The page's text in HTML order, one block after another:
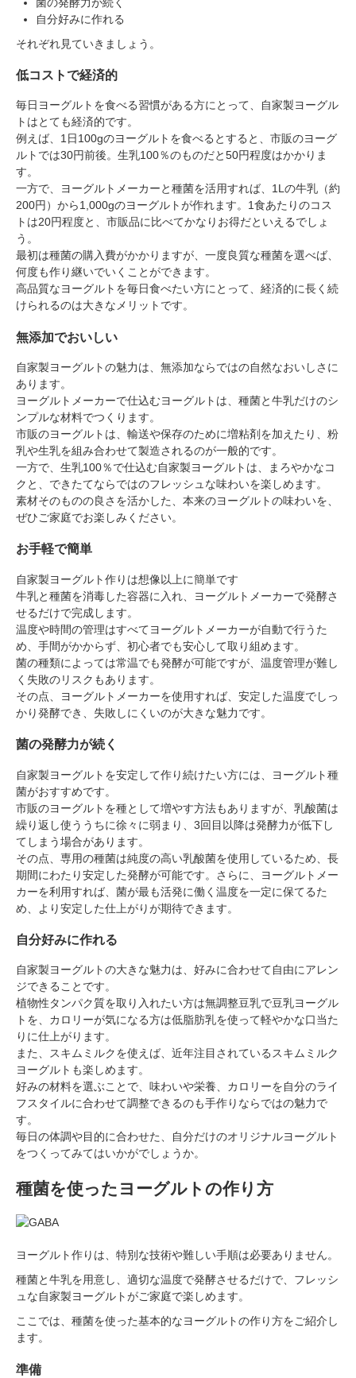
自分好みに作れる
それぞれ見ていきましょう。
低コストで経済的
毎日ヨーグルトを食べる習慣がある方にとって、自家製ヨーグル
トはとても経済的です。
例えば、1日100gのヨーグルトを食べるとすると、市販のヨーグ
ルトでは30円前後。生乳100％のものだと50円程度はかかりま
す。
一方で、ヨーグルトメーカーと種菌を活用すれば、1Lの牛乳（約
200円）から1,000gのヨーグルトが作れます。1食あたりのコス
トは20円程度と、市販品に比べてかなりお得だといえるでしょ
う。
最初は種菌の購入費がかかりますが、一度良質な種菌を選べば、
何度も作り継いでいくことができます。
高品質なヨーグルトを毎日食べたい方にとって、経済的に長く続
けられるのは大きなメリットです。
無添加でおいしい
自家製ヨーグルトの魅力は、無添加ならではの自然なおいしさに
あります。
ヨーグルトメーカーで仕込むヨーグルトは、種菌と牛乳だけのシ
ンプルな材料でつくります。
市販のヨーグルトは、輸送や保存のために増粘剤を加えたり、粉
乳や生乳を組み合わせて製造されるのが一般的です。
一方で、生乳100％で仕込む自家製ヨーグルトは、まろやかなコ
クと、できたてならではのフレッシュな味わいを楽しめます。
素材そのものの良さを活かした、本来のヨーグルトの味わいを、
ぜひご家庭でお楽しみください。
お手軽で簡単
自家製ヨーグルト作りは想像以上に簡単です
牛乳と種菌を消毒した容器に入れ、ヨーグルトメーカーで発酵さ
せるだけで完成します。
温度や時間の管理はすべてヨーグルトメーカーが自動で行うた
め、手間がかからず、初心者でも安心して取り組めます。
菌の種類によっては常温でも発酵が可能ですが、温度管理が難し
く失敗のリスクもあります。
その点、ヨーグルトメーカーを使用すれば、安定した温度でしっ
かり発酵でき、失敗しにくいのが大きな魅力です。
菌の発酵力が続く
自家製ヨーグルトを安定して作り続けたい方には、ヨーグルト種
菌がおすすめです。
市販のヨーグルトを種として増やす方法もありますが、乳酸菌は
繰り返し使ううちに徐々に弱まり、3回目以降は発酵力が低下し
てしまう場合があります。
その点、専用の種菌は純度の高い乳酸菌を使用しているため、長
期間にわたり安定した発酵が可能です。さらに、ヨーグルトメー
カーを利用すれば、菌が最も活発に働く温度を一定に保てるた
め、より安定した仕上がりが期待できます。
自分好みに作れる
自家製ヨーグルトの大きな魅力は、好みに合わせて自由にアレン
ジできることです。
植物性タンパク質を取り入れたい方は無調整豆乳で豆乳ヨーグル
トを、カロリーが気になる方は低脂肪乳を使って軽やかな口当た
りに仕上がります。
また、スキムミルクを使えば、近年注目されているスキムミルク
ヨーグルトも楽しめます。
好みの材料を選ぶことで、味わいや栄養、カロリーを自分のライ
フスタイルに合わせて調整できるのも手作りならではの魅力で
す。
毎日の体調や目的に合わせた、自分だけのオリジナルヨーグルト
をつくってみてはいかがでしょうか。
種菌を使ったヨーグルトの作り方
ヨーグルト作りは、特別な技術や難しい手順は必要ありません。
種菌と牛乳を用意し、適切な温度で発酵させるだけで、フレッシ
ュな自家製ヨーグルトがご家庭で楽しめます。
ここでは、種菌を使った基本的なヨーグルトの作り方をご紹介し
ます。
準備
対象者：かわしま屋で初めてお買い物をされる方
ご利用回数：お一人様1回限り
クーポンのご利用方法はこちら >>